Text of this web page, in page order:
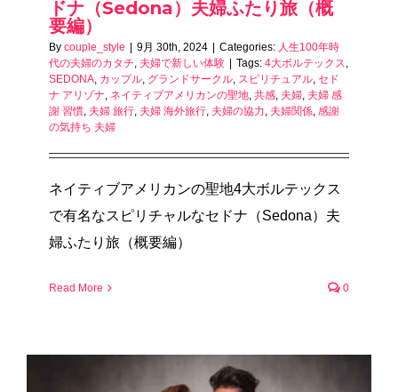
ドナ（Sedona）夫婦ふたり旅（概
要編）
By couple_style | 9月 30th, 2024 | Categories: 人生100年時
代の夫婦のカタチ 夫婦で新しい体験 | Tags: 4大ボルテックス
SEDONA カップル グランドサークル スピリチュアル セド
ナ アリゾナ ネイティブアメリカンの聖地 共感 夫婦 夫婦 感
謝 習慣 夫婦 旅行 夫婦 海外旅行 夫婦の協力 夫婦関係 感謝
の気持ち 夫婦
ネイティブアメリカンの聖地4大ボルテックス
で有名なスピリチャルなセドナ（Sedona）夫
婦ふたり旅（概要編）
Read More 0